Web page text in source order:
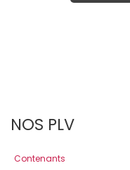
NOS PLV
Contenants